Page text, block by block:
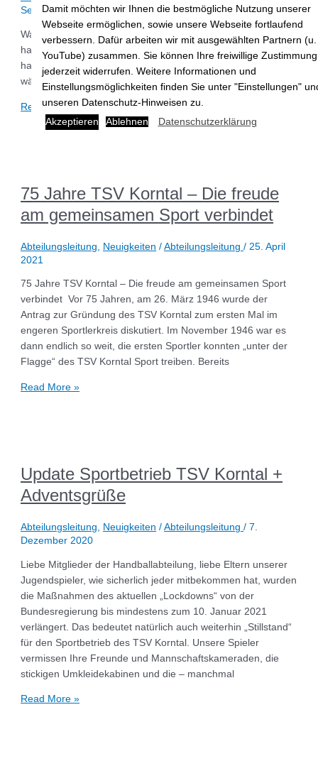
September 2021
Was gilt an den Heimspieltagen beim TSV Korntal? Wir
haben dazu eine Seite eingerichtet: https://tsv-korntal-
handball.de/corona/ Konzept TSV Korntal zum Sportbetrieb
während Corona Bestaetigung 3G
Read More »
75 Jahre TSV Korntal – Die freude
am gemeinsamen Sport verbindet
Abteilungsleitung Neuigkeiten /Abteilungsleitung/ 25. April
2021
75 Jahre TSV Korntal – Die freude am gemeinsamen Sport
verbindet Vor 75 Jahren, am 26. März 1946 wurde der
Antrag zur Gründung des TSV Korntal zum ersten Mal im
engeren Sportlerkreis diskutiert. Im November 1946 war es
dann endlich so weit, die ersten Sportler konnten „unter der
Flagge“ des TSV Korntal Sport treiben. Bereits
Read More »
Update Sportbetrieb TSV Korntal +
Adventsgrüße
Abteilungsleitung, Neuigkeiten /Abteilungsleitung/7.
Dezember 2020
Liebe Mitglieder der Handballabteilung, liebe Eltern unserer
Jugendspieler, wie sicherlich jeder mitbekommen hat, wurden
die Maßnahmen des aktuellen „Lockdowns“ von der
Bundesregierung bis mindestens zum 10. Januar 2021
verlängert. Das bedeutet natürlich auch weiterhin „Stillstand“
für den Sportbetrieb des TSV Korntal. Unsere Spieler
vermissen Ihre Freunde und Mannschaftskameraden, die
stickigen Umkleidekabinen und die – manchmal
Read More »
Damit möchten wir Ihnen die bestmögliche Nutzung unserer
Webseite ermöglichen, sowie unsere Webseite fortlaufend
verbessern. Dafür arbeiten wir mit ausgewählten Partnern (u.
YouTube) zusammen. Sie können Ihre freiwillige Zustimmung
jederzeit widerrufen. Weitere Informationen und
Einstellungsmöglichkeiten finden Sie unter "Einstellungen"
unseren Datenschutz-Hinweisen zu.
Akzeptieren
Ablehnen Datenschutzerklärung